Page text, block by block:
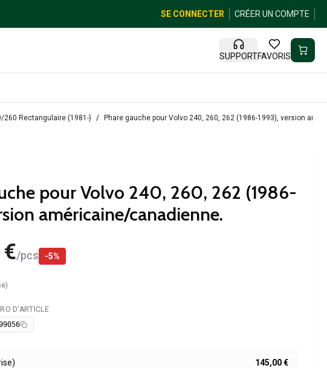
SE CONNECTER CRÉER UN COMPTE
SUPPORTFAVORIS
260 Rectangulaire (1981-) Phare gauche pour Volvo 240, 260, 262 (1986-1993), version
pour Volvo 240, 260, 262 (1986-
américaine/canadienne.
/pcs -5%
D'ARTICLE
145,00 €